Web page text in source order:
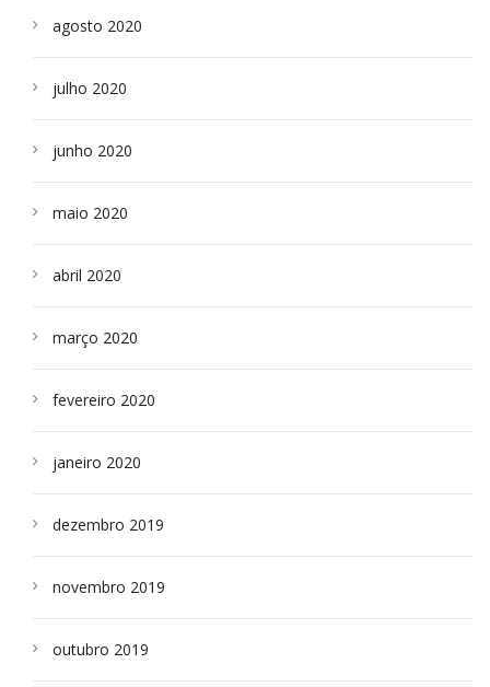
agosto 2020
julho 2020
junho 2020
maio 2020
abril 2020
março 2020
fevereiro 2020
janeiro 2020
dezembro 2019
novembro 2019
outubro 2019